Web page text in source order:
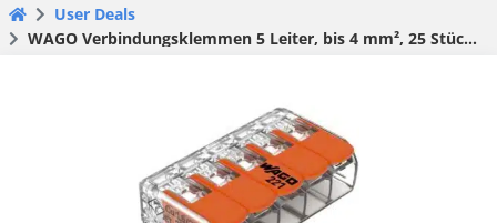
User Deals
WAGO Verbindungsklemmen 5 Leiter, bis 4 mm², 25 Stück für 12,50€(statt 15,99€)